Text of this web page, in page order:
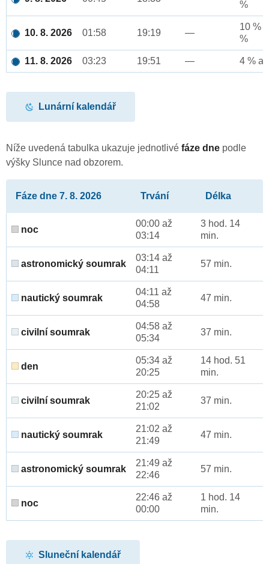
%
10. 8. 2026 01:58 19:19 —
10 %
%
11. 8. 2026 03:23 19:51 — 4 %
Lunární kalendář
Níže uvedená tabulka ukazuje jednotlivé fáze dne podle
výšky Slunce nad obzorem.
Fáze dne 7. 8. 2026 Trvání Délka
noc
00:00 až
03:14
3 hod. 14
min.
astronomický soumrak
03:14 až
04:11
57 min.
nautický soumrak
04:11 až
04:58
47 min.
civilní soumrak
04:58 až
05:34
37 min.
den
05:34 až
20:25
14 hod. 51
min.
civilní soumrak
20:25 až
21:02
37 min.
nautický soumrak
21:02 až
21:49
47 min.
astronomický soumrak
21:49 až
22:46
57 min.
noc
22:46 až
00:00
1 hod. 14
min.
Sluneční kalendář